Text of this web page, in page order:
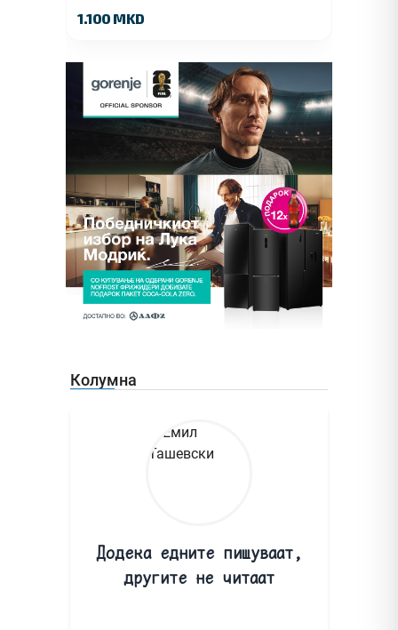
1.100 MKD
Колумна
Додека едните пишуваат,
другите не читаат